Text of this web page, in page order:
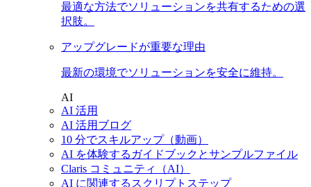
最適な方法でソリューションを共有するための選
択肢。
アップグレードが重要な理由
最新の環境でソリューションを安全に維持。
AI
AI 活用
AI 活用ブログ
10 分でスキルアップ（動画）
AI を体験するガイドブックとサンプルファイル
Claris コミュニティ（AI）
AI に関連するスクリプトステップ